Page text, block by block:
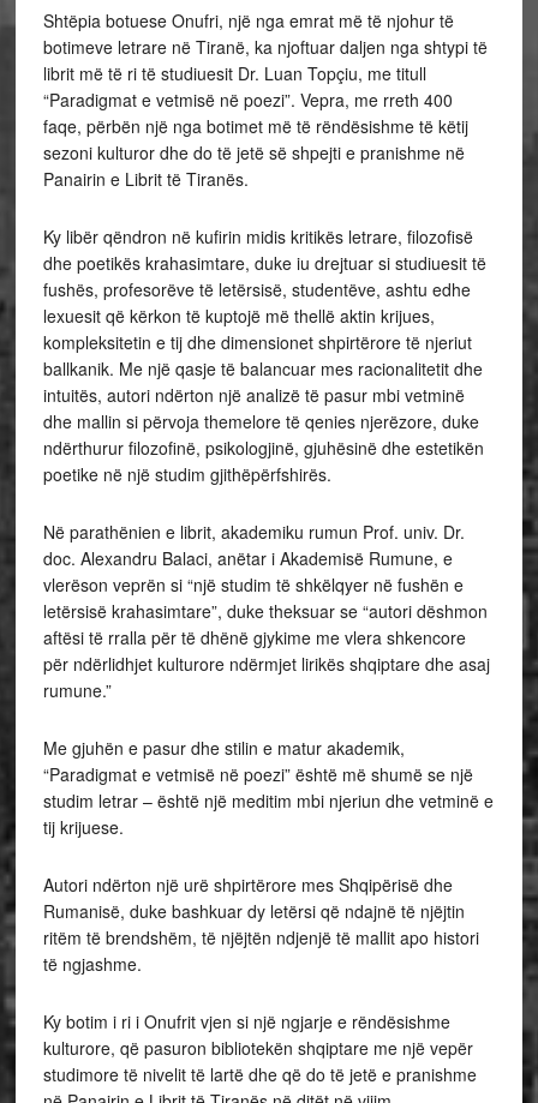
Shtëpia botuese Onufri, një nga emrat më të njohur të
botimeve letrare në Tiranë, ka njoftuar daljen nga shtypi të
librit më të ri të studiuesit Dr. Luan Topçiu, me titull
“Paradigmat e vetmisë në poezi”. Vepra, me rreth 400
faqe, përbën një nga botimet më të rëndësishme të këtij
sezoni kulturor dhe do të jetë së shpejti e pranishme në
Panairin e Librit të Tiranës.
Ky libër qëndron në kufirin midis kritikës letrare, filozofisë
dhe poetikës krahasimtare, duke iu drejtuar si studiuesit të
fushës, profesorëve të letërsisë, studentëve, ashtu edhe
lexuesit që kërkon të kuptojë më thellë aktin krijues,
kompleksitetin e tij dhe dimensionet shpirtërore të njeriut
ballkanik. Me një qasje të balancuar mes racionalitetit dhe
intuitës, autori ndërton një analizë të pasur mbi vetminë
dhe mallin si përvoja themelore të qenies njerëzore, duke
ndërthurur filozofinë, psikologjinë, gjuhësinë dhe estetikën
poetike në një studim gjithëpërfshirës.
Në parathënien e librit, akademiku rumun Prof. univ. Dr.
doc. Alexandru Balaci, anëtar i Akademisë Rumune, e
vlerëson veprën si “një studim të shkëlqyer në fushën e
letërsisë krahasimtare”, duke theksuar se “autori dëshmon
aftësi të rralla për të dhënë gjykime me vlera shkencore
për ndërlidhjet kulturore ndërmjet lirikës shqiptare dhe asaj
rumune.”
Me gjuhën e pasur dhe stilin e matur akademik,
“Paradigmat e vetmisë në poezi” është më shumë se një
studim letrar – është një meditim mbi njeriun dhe vetminë e
tij krijuese.
Autori ndërton një urë shpirtërore mes Shqipërisë dhe
Rumanisë, duke bashkuar dy letërsi që ndajnë të njëjtin
ritëm të brendshëm, të njëjtën ndjenjë të mallit apo histori
të ngjashme.
Ky botim i ri i Onufrit vjen si një ngjarje e rëndësishme
kulturore, që pasuron bibliotekën shqiptare me një vepër
studimore të nivelit të lartë dhe që do të jetë e pranishme